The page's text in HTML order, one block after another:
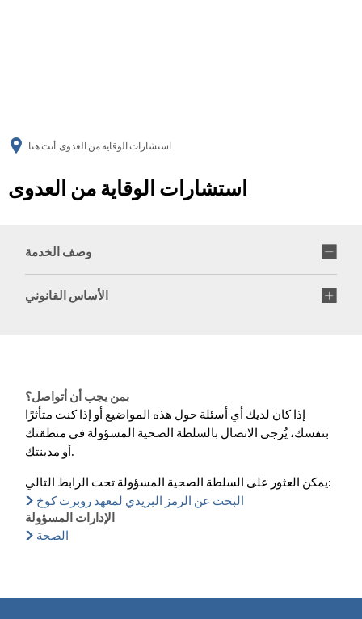
أنت هنا استشارات الوقاية من العدوى
استشارات الوقاية من العدوى
وصف الخدمة
الأساس القانوني
بمن يجب أن أتواصل؟
إذا كان لديك أي أسئلة حول هذه المواضيع أو إذا كنت متأثرًا
بنفسك، يُرجى الاتصال بالسلطة الصحية المسؤولة في منطقتك
أو مدينتك.
يمكن العثور على السلطة الصحية المسؤولة تحت الرابط التالي:
البحث عن الرمز البريدي لمعهد روبرت كوخ
الإدارات المسؤولة
الصحة